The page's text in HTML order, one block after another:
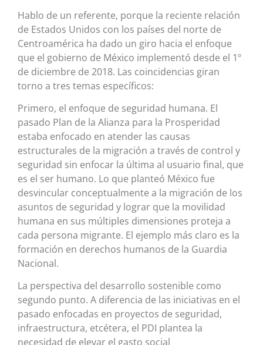
Hablo de un referente, porque la reciente relación
de Estados Unidos con los países del norte de
Centroamérica ha dado un giro hacia el enfoque
que el gobierno de México implementó desde el 1º
de diciembre de 2018. Las coincidencias giran
torno a tres temas específicos:
Primero, el enfoque de seguridad humana. El
pasado Plan de la Alianza para la Prosperidad
estaba enfocado en atender las causas
estructurales de la migración a través de control y
seguridad sin enfocar la última al usuario final, que
es el ser humano. Lo que planteó México fue
desvincular conceptualmente a la migración de los
asuntos de seguridad y lograr que la movilidad
humana en sus múltiples dimensiones proteja a
cada persona migrante. El ejemplo más claro es la
formación en derechos humanos de la Guardia
Nacional.
La perspectiva del desarrollo sostenible como
segundo punto. A diferencia de las iniciativas en el
pasado enfocadas en proyectos de seguridad,
infraestructura, etcétera, el PDI plantea la
necesidad de elevar el gasto social